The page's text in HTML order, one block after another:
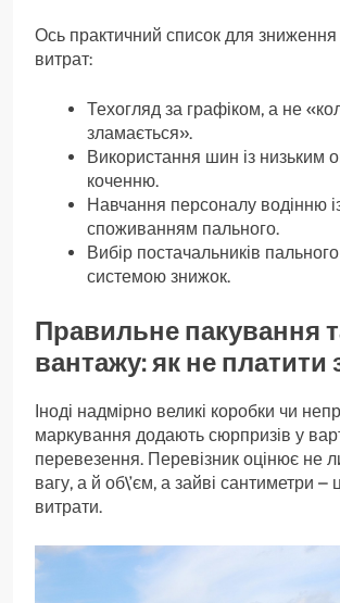
Ось практичний список для
витрат:
Техогляд за графіком, а не
зламається».
Використання шин із низьким
коченню.
Навчання персоналу водінню
споживанням пального.
Вибір постачальників
системою знижок.
Правильне пакування
вантажу: як не платити
Іноді надмірно великі коробки чи
маркування додають сюрпризів у
перевезення. Перевізник оцінює не
вагу, а й об\’єм, а зайві сантиметри –
витрати.